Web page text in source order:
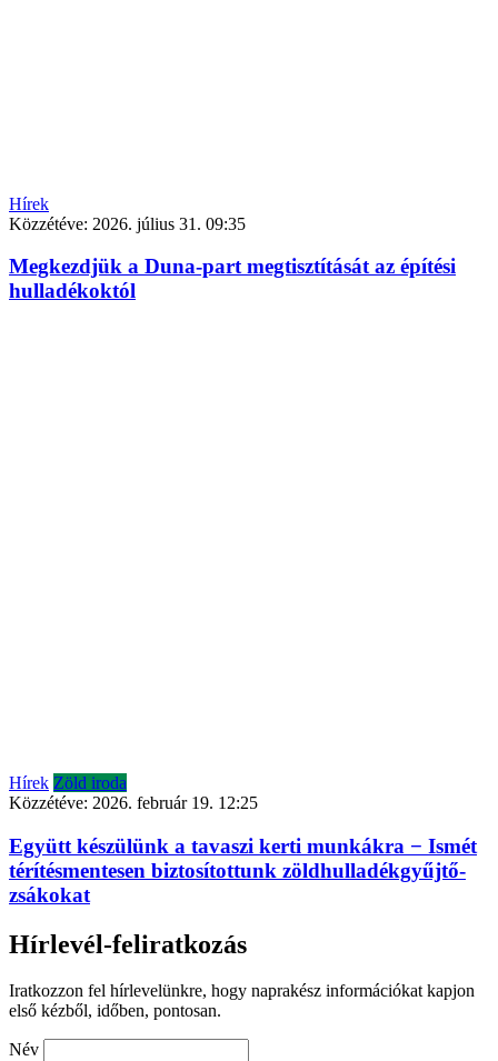
Hírek
Közzétéve: 2026. július 31. 09:35
Megkezdjük a Duna-part megtisztítását az építési
hulladékoktól
Hírek Zöld iroda
Közzétéve: 2026. február 19. 12:25
Együtt készülünk a tavaszi kerti munkákra − Ismét
térítésmentesen biztosítottunk zöldhulladékgyűjtő-
zsákokat
Hírlevél-feliratkozás
Iratkozzon fel hírlevelünkre, hogy naprakész információkat kapjon
első kézből, időben, pontosan.
Név